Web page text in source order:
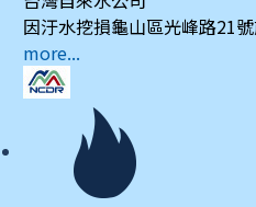
因汙水挖損龜山區光峰路21
more...